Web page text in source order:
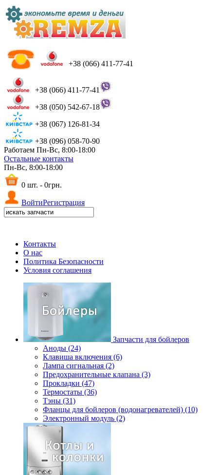
+38 (066) 411-77-41
+38 (066) 411-77-41
+38 (050) 542-67-18
+38 (067) 126-81-34
+38 (096) 058-70-90
Работаем Пн-Вс, 8:00-18:00
Остальные контакты
Пн-Вс, 8:00-18:00
0 шт. - 0грн.
ВойтиРегистрация
Контакты
О нас
Политика Безопасности
Условия соглашения
Запчасти для бойлеров
Аноды (24)
Клавиша включения (6)
Лампа сигнальная (2)
Предохранительные клапана (3)
Прокладки (47)
Термостаты (36)
Тэны (31)
Фланцы для бойлеров (водонагревателей) (10)
Электронный модуль (2)